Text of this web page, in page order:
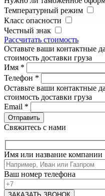
Температурный режим
Класс опасности
Честный знак
Рассчитать стоимость
Оставьте ваши контактные
стоимость доставки груза
Имя *
Телефон *
Оставьте ваши контактные
стоимость доставки груза
Email *
Свяжитесь с нами
Имя или название компании
Ваш номер телефона